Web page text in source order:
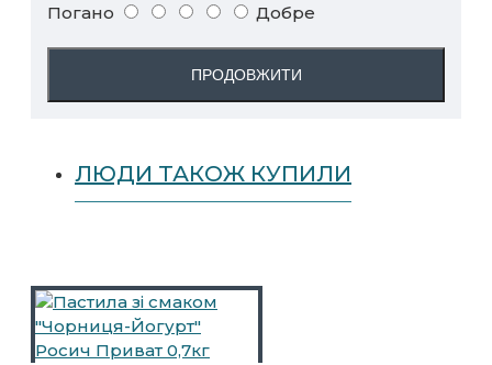
Погано Добре
ПРОДОВЖИТИ
ЛЮДИ ТАКОЖ КУПИЛИ